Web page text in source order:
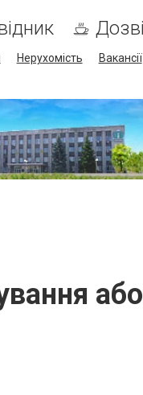
Нерухомість Вакансії